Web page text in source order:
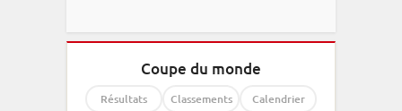
Coupe du monde
Résultats Classements Calendrier